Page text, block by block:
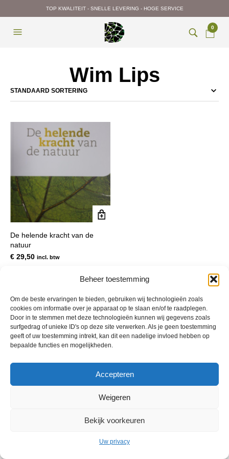
Beheer toestemming
Om de beste ervaringen te bieden, gebruiken wij technologieën zoals
cookies om informatie over je apparaat op te slaan en/of te raadplegen.
Door in te stemmen met deze technologieën kunnen wij gegevens zoals
surfgedrag of unieke ID's op deze site verwerken. Als je geen toestemming
geeft of uw toestemming intrekt, kan dit een nadelige invloed hebben op
bepaalde functies en mogelijkheden.
Accepteren
Weigeren
Bekijk voorkeuren
Uw privacy
TOP KWALITEIT - SNELLE LEVERING - HOGE SERVICE
0
Wim Lips
De helende kracht van de
natuur
€ 29,50 incl. btw
© 2013 - 2026 De Duurzame Tuin KvK Gouda 29029262 - BTW nr